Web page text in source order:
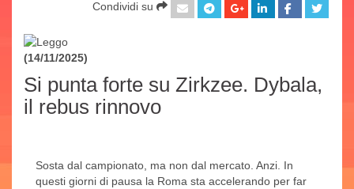
Condividi su
(14/11/2025)
Si punta forte su Zirkzee. Dybala,
il rebus rinnovo
Sosta dal campionato, ma non dal mercato. Anzi. In
questi giorni di pausa la Roma sta accelerando per far